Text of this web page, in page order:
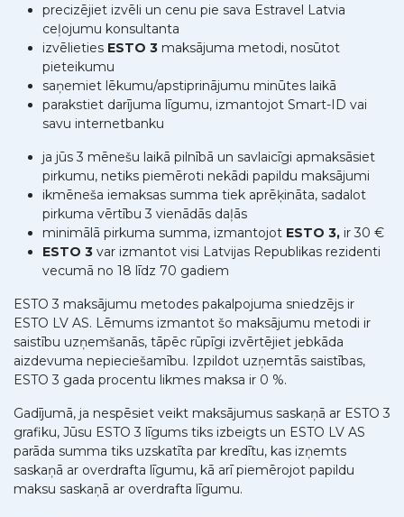
precizējiet izvēli un cenu pie sava Estravel Latvia
ceļojumu konsultanta
izvēlieties ESTO 3 maksājuma metodi, nosūtot
pieteikumu
saņemiet lēkumu/apstiprinājumu minūtes laikā
parakstiet darījuma līgumu, izmantojot Smart-ID vai
savu internetbanku
ja jūs 3 mēnešu laikā pilnībā un savlaicīgi apmaksāsiet
pirkumu, netiks piemēroti nekādi papildu maksājumi
ikmēneša iemaksas summa tiek aprēķināta, sadalot
pirkuma vērtību 3 vienādās daļās
minimālā pirkuma summa, izmantojot ESTO 3, ir 30 €
ESTO 3 var izmantot visi Latvijas Republikas rezidenti
vecumā no 18 līdz 70 gadiem
ESTO 3 maksājumu metodes pakalpojuma sniedzējs ir
ESTO LV AS. Lēmums izmantot šo maksājumu metodi ir
saistību uzņemšanās, tāpēc rūpīgi izvērtējiet jebkāda
aizdevuma nepieciešamību. Izpildot uzņemtās saistības,
ESTO 3 gada procentu likmes maksa ir 0 %.
Gadījumā, ja nespēsiet veikt maksājumus saskaņā ar ESTO 3
grafiku, Jūsu ESTO 3 līgums tiks izbeigts un ESTO LV AS
parāda summa tiks uzskatīta par kredītu, kas izņemts
saskaņā ar overdrafta līgumu, kā arī piemērojot papildu
maksu saskaņā ar overdrafta līgumu.